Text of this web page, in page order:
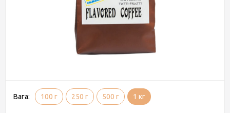
Вага: 100 г 250 г 500 г 1 кг